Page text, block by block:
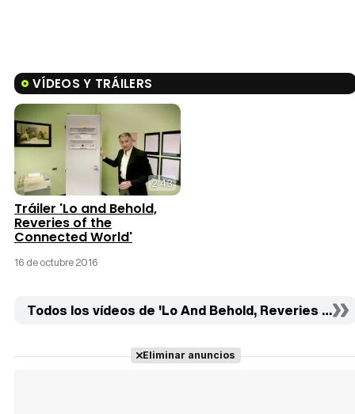
VÍDEOS Y TRÁILERS
2:43
Tráiler 'Lo and Behold,
Reveries of the
Connected World'
16 de octubre 2016
Todos los vídeos de 'Lo And Behold, Reveries Of
Eliminar anuncios